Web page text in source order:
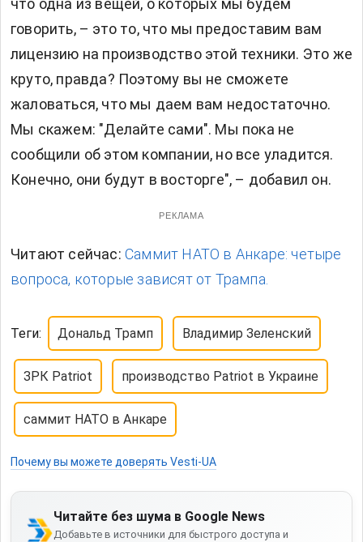
что одна из вещей, о которых мы будем
говорить, – это то, что мы предоставим вам
лицензию на производство этой техники. Это же
круто, правда? Поэтому вы не сможете
жаловаться, что мы даем вам недостаточно.
Мы скажем: "Делайте сами". Мы пока не
сообщили об этом компании, но все уладится.
Конечно, они будут в восторге", – добавил он.
РЕКЛАМА
Читают сейчас: Саммит НАТО в Анкаре: четыре
вопроса, которые зависят от Трампа.
Теги: Дональд Трамп Владимир Зеленский
ЗРК Patriot производство Patriot в Украине
саммит НАТО в Анкаре
Почему вы можете доверять Vesti-UA
Читайте без шума в Google News
Добавьте в источники для быстрого доступа и